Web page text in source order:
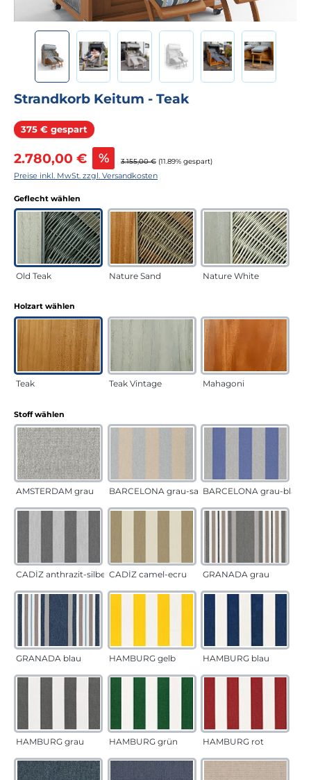
Strandkorb Keitum - Teak
375 € gespart Rabatt
Verkaufspreis:
2.780,00 € % Regulärer Preis:
3.155,00 € (11.89% gespart)
Preise inkl. MwSt. zzgl. Versandkosten
Geflecht wählen
Old Teak Nature Sand Nature White
Holzart wählen
Teak Teak Vintage Mahagoni
Stoff wählen
AMSTERDAM grau BARCELONA grau-sandBARCELONA grau-blau
CADÍZ anthrazit-silber CADÍZ camel-ecru GRANADA grau
GRANADA blau HAMBURG gelb HAMBURG blau
HAMBURG grau HAMBURG grün HAMBURG rot